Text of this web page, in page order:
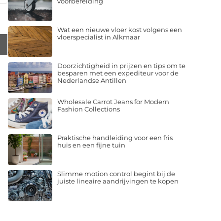
Wat een nieuwe vloer kost volgens een
vloerspecialist in Alkmaar
Doorzichtigheid in prijzen en tips om te
besparen met een expediteur voor de
Nederlandse Antillen
Wholesale Carrot Jeans for Modern
Fashion Collections
Praktische handleiding voor een fris
huis en een fijne tuin
Slimme motion control begint bij de
juiste lineaire aandrijvingen te kopen